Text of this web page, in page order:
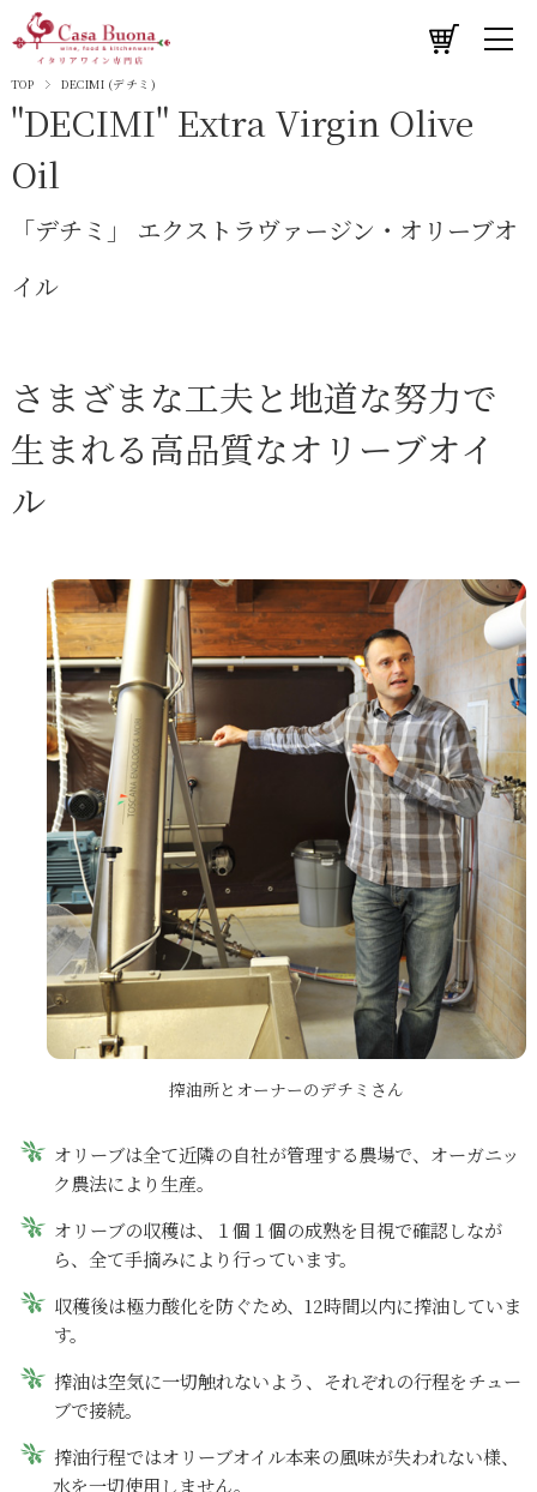
TOP DECIMI (デチミ)
"DECIMI" Extra Virgin Olive
Oil
「デチミ」 エクストラヴァージン・オリーブオ
イル
さまざまな工夫と地道な努力で
生まれる高品質なオリーブオイ
ル
搾油所とオーナーのデチミさん
オリーブは全て近隣の自社が管理する農場で、オーガニッ
ク農法により生産。
オリーブの収穫は、１個１個の成熟を目視で確認しなが
ら、全て手摘みにより行っています。
収穫後は極力酸化を防ぐため、12時間以内に搾油していま
す。
搾油は空気に一切触れないよう、それぞれの行程をチュー
ブで接続。
搾油行程ではオリーブオイル本来の風味が失われない様、
水を一切使用しません。